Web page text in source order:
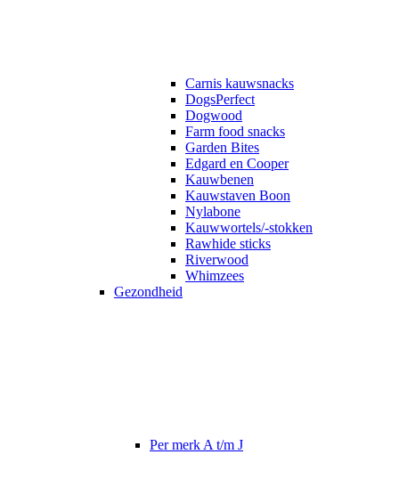
Carnis kauwsnacks
DogsPerfect
Dogwood
Farm food snacks
Garden Bites
Edgard en Cooper
Kauwbenen
Kauwstaven Boon
Nylabone
Kauwwortels/-stokken
Rawhide sticks
Riverwood
Whimzees
Gezondheid
Per merk A t/m J